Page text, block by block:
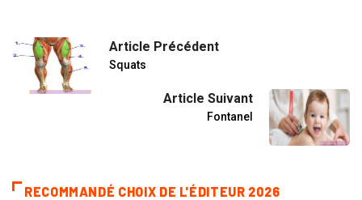
Article Précédent
Squats
Article Suivant
Fontanel
RECOMMANDÉ CHOIX DE L'ÉDITEUR 2026